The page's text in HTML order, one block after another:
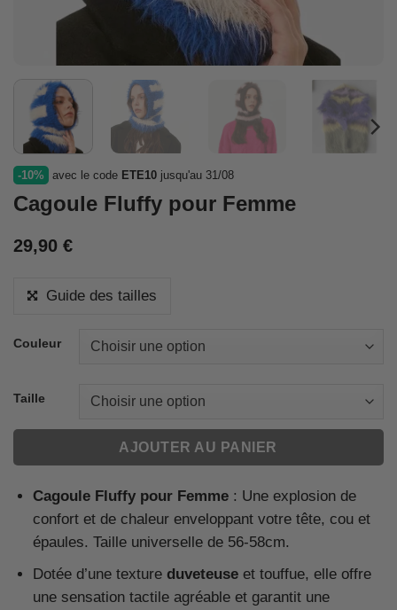
-10% avec le code ETE10 jusqu'au 31/08
Cagoule Fluffy pour Femme
29,90 €
Guide des tailles
Couleur
Taille
AJOUTER AU PANIER
Cagoule Fluffy pour Femme: Une explosion de
confort et de chaleur enveloppant votre tête, cou et
épaules. Taille universelle de 56-58cm.
Dotée d’une texture duveteuseet touffue, elle offre
une sensation tactile agréable et garantit une